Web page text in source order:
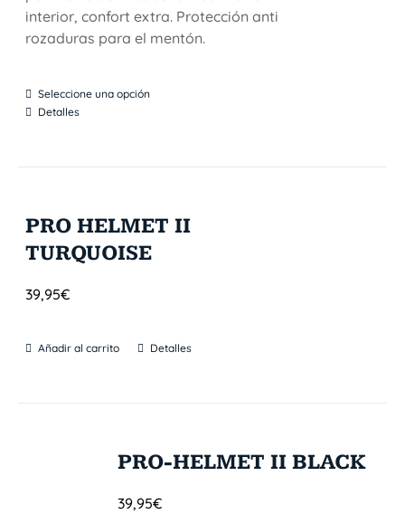
interior, confort extra. Protección anti
rozaduras para el mentón.
Seleccione una opción
Detalles
PRO HELMET II
TURQUOISE
39,95€
Añadir al carrito Detalles
PRO-HELMET II BLACK
39,95€